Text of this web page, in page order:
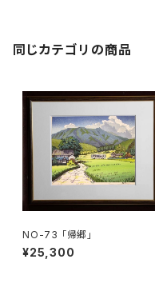
同じカテゴリの商品
NO-73 「帰郷」
¥25,300